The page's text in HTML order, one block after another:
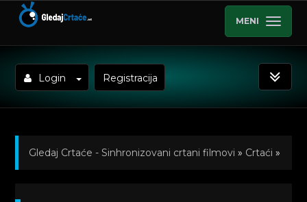
MENI
Login Registracija
Gledaj Crtaće - Sinhronizovani crtani filmovi » Crtaći »